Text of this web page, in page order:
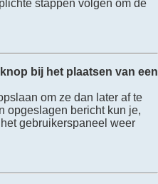
stappen volgen om de
bij het plaatsen van een
om ze dan later af te
opgeslagen bericht kun je,
gebruikerspaneel weer